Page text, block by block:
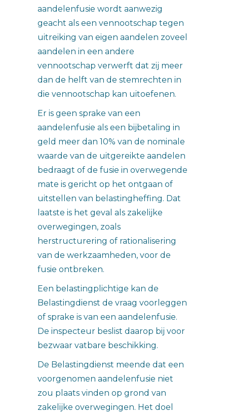
aandelenfusie wordt aanwezig
geacht als een vennootschap tegen
uitreiking van eigen aandelen zoveel
aandelen in een andere
vennootschap verwerft dat zij meer
dan de helft van de stemrechten in
die vennootschap kan uitoefenen.
Er is geen sprake van een
aandelenfusie als een bijbetaling in
geld meer dan 10% van de nominale
waarde van de uitgereikte aandelen
bedraagt of de fusie in overwegende
mate is gericht op het ontgaan of
uitstellen van belastingheffing. Dat
laatste is het geval als zakelijke
overwegingen, zoals
herstructurering of rationalisering
van de werkzaamheden, voor de
fusie ontbreken.
Een belastingplichtige kan de
Belastingdienst de vraag voorleggen
of sprake is van een aandelenfusie.
De inspecteur beslist daarop bij voor
bezwaar vatbare beschikking.
De Belastingdienst meende dat een
voorgenomen aandelenfusie niet
zou plaats vinden op grond van
zakelijke overwegingen. Het doel